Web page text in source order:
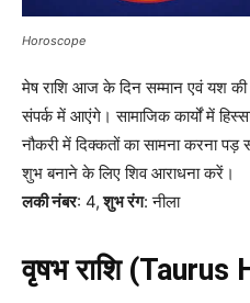
Horoscope
मेष राशि आज के दिन सम्मान एवं यश की
संपर्क में आएंगे। सामाजिक कार्यों में
नौकरी में दिक्कतों का सामना करना
शुभ बनाने के लिए शिव आराधना करें।
लकी नंबर: 4,शुभ रंग: नीला
वृषभ राशि